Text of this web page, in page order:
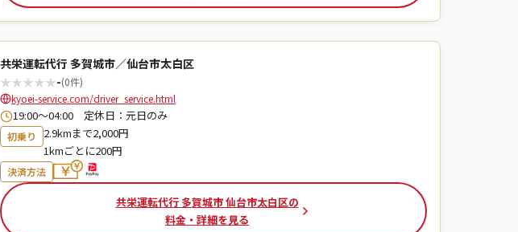
共栄運転代行 多賀城市／仙台市太白区
★★★★★-(0件)
kyoei-service.com/driver_service.html
19:00～04:00 定休日：元日のみ
初乗り
2.9kmまで2,000円
1kmごとに200円
決済方法
共栄運転代行 多賀城市 仙台市太白区の
料金・詳細を見る